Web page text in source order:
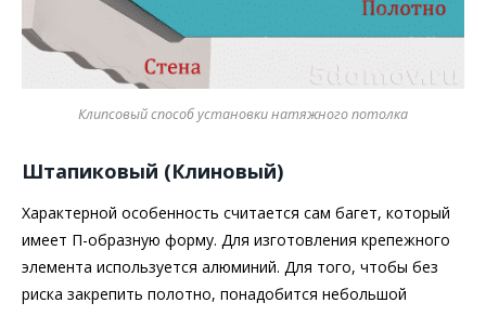
Клипсовый способ установки натяжного потолка
Штапиковый (Клиновый)
Характерной особенность считается сам багет, который
имеет П-образную форму. Для изготовления крепежного
элемента используется алюминий. Для того, чтобы без
риска закрепить полотно, понадобится небольшой